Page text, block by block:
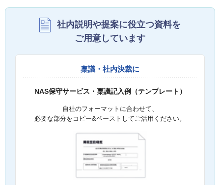
社内説明や提案に役立つ資料を
ご用意しています
稟議・社内決裁に
NAS保守サービス・稟議記入例（テンプレート）
自社のフォーマットに合わせて、
必要な部分をコピー&ペーストしてご活用ください。